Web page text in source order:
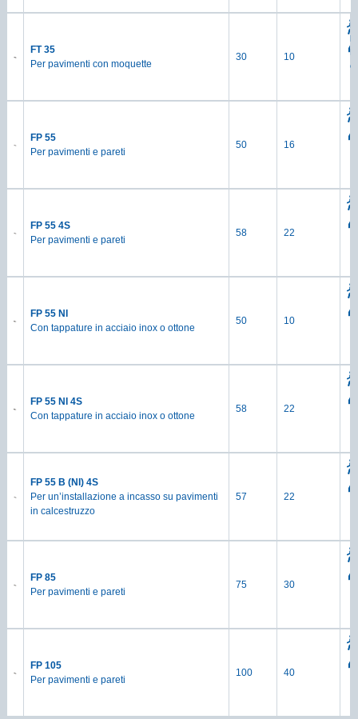
FT 35
Per pavimenti con moquette
30 10
FP 55
Per pavimenti e pareti
50 16
FP 55 4S
Per pavimenti e pareti
58 22
FP 55 NI
Con tappature in acciaio inox o ottone
50 10
FP 55 NI 4S
Con tappature in acciaio inox o ottone
58 22
FP 55 B (NI) 4S
Per un’installazione a incasso su pavimenti
in calcestruzzo
57 22
FP 85
Per pavimenti e pareti
75 30
FP 105
Per pavimenti e pareti
100 40